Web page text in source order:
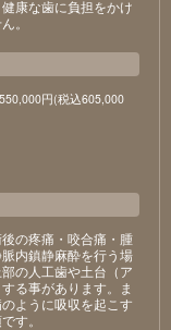
康な歯に負担をかけ
。
円(税込605,000
の疼痛・咬合痛・腫
内鎮静麻酔を行う場
の人工歯や土台（ア
る事があります。ま
ように吸収を起こす
す。